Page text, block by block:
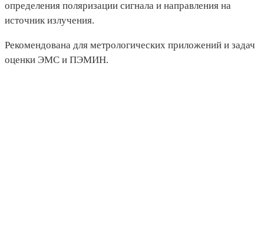
определения поляризации сигнала и направления на
источник излучения.
Рекомендована для метрологических приложений и задач
оценки ЭМС и ПЭМИН.